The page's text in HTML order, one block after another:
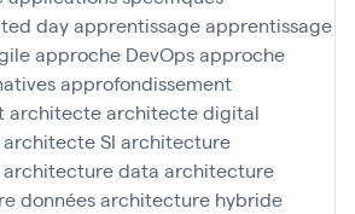
dayapprentissageapprentissage
approche DevOpsapproche
approfondissement
architectearchitecte digital
architecte SI architecture
architecture data architecture
donnéesarchitecture hybride